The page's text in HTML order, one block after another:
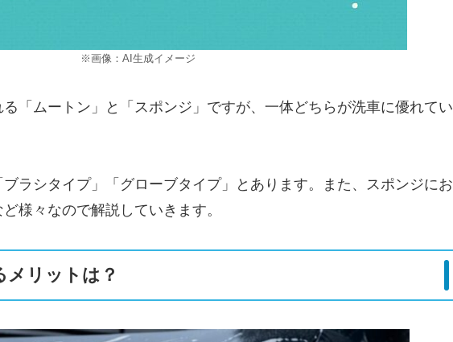
※画像：AI生成イメージ
「ムートン」と「スポンジ」ですが、一体どちらが洗車に優れてい
ラシタイプ」「グローブタイプ」とあります。また、スポンジにお
様々なので解説していきます。
メリットは？